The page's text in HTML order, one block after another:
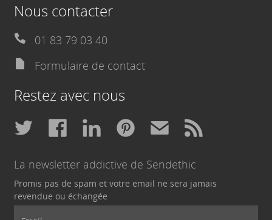
Nous contacter
01 83 79 03 40
Formulaire de contact
Restez avec nous
La newsletter addictive de Sendethic
Promis pas de spam et votre email ne sera jamais
revendue ou échangée